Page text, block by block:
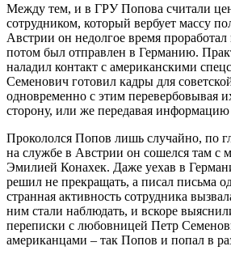
Между тем, и в ГРУ Попова считали
сотрудником, который вербует массу
Австрии он недолгое время
потом был отправлен в Германию.
наладил контакт с американскими
Семенович готовил кадры для
одновременно с этим перевербовывая
сторону, или же передавая
Прокололся Попов лишь случайно, по
на службе в Австрии он сошелся там с
Эмилией Конахек. Даже уехав в
решил не прекращать, а писал письма
странная активность сотрудника
ним стали наблюдать, и вскоре
переписки с любовницей Петр
американцами – так Попов и попал в